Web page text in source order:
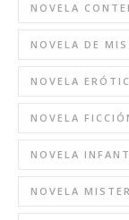
NOVELA
NOVELA DE
NOVELA
NOVELA
NOVELA
NOVELA